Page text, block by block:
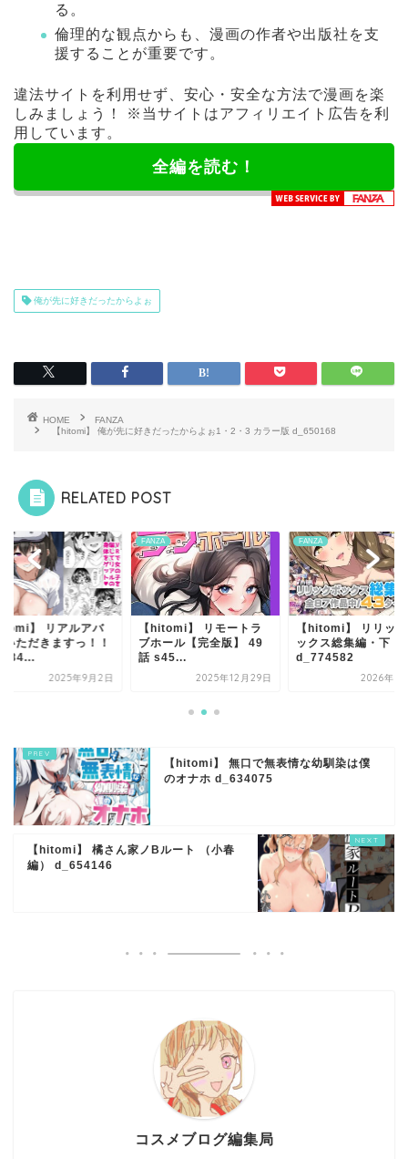
る。
倫理的な観点からも、漫画の作者や出版社を支
援することが重要です。
違法サイトを利用せず、安心・安全な方法で漫画を楽
しみましょう！ ※当サイトはアフィリエイト広告を利
用しています。
全編を読む！
俺が先に好きだったからよぉ
HOME
FANZA
【hitomi】 俺が先に好きだったからよぉ1・2・3 カラー版 d_650168
RELATED POST
】 リモートラ
ール【完全版】 49
2025年12月29日
FANZA
【hitomi】 リリックボ
ックス総集編・下
d_774582
2026年6月14日
FANZA
【hitomi】 リアル
ターいただきますっ
d_6584...
2025年9
【hitomi】 無口で無表情な幼馴染は僕
のオナホ d_634075
【hitomi】 橘さん家ノBルート （小春
編） d_654146
コスメブログ編集局